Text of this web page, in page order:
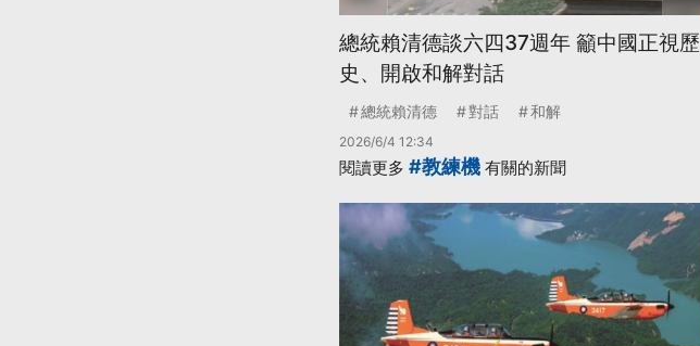
總統賴清德談六四37週年 籲中國正視歷
史、開啟和解對話
總統賴清德 對話 和解
2026/6/4 12:34
閱讀更多 #教練機 有關的新聞